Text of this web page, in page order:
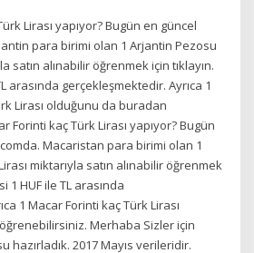
Lirası yapıyor? Bugün en güncel
para birimi olan 1 Arjantin Pezosu
satın alınabilir öğrenmek için tıklayın.
arasında gerçekleşmektedir. Ayrıca 1
Lirası olduğunu da buradan
Forinti kaç Türk Lirası yapıyor? Bugün
Macaristan para birimi olan 1
miktarıyla satın alınabilir öğrenmek
1 HUF ile TL arasında
1 Macar Forinti kaç Türk Lirası
Merhaba Sizler için
hazırladık. 2017 Mayıs verileridir.